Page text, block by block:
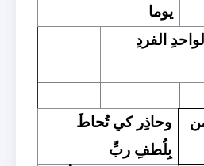
يوما
الفردِ
وحاذِر كي تُحاطَ
بِلُطفِ ربِّ